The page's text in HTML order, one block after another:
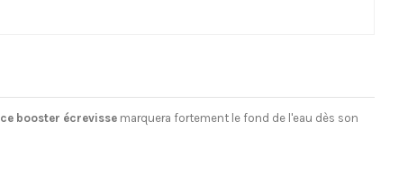
ce booster écrevissemarquera fortement le fond de l'eau dès son